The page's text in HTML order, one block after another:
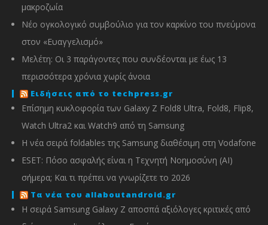
μακροζωία
Νέο ογκολογικό συμβούλιο για τον καρκίνο του πνεύμονα
στον «Ευαγγελισμό»
Μελέτη: Οι 3 παράγοντες που συνδέονται με έως 13
περισσότερα χρόνια χωρίς άνοια
Ειδήσεις από το techpress.gr
Επίσημη κυκλοφορία των Galaxy Z Fold8 Ultra, Fold8, Flip8,
Watch Ultra2 και Watch9 από τη Samsung
Η νέα σειρά foldables της Samsung διαθέσιμη στη Vodafone
ESET: Πόσο ασφαλής είναι η Τεχνητή Νοημοσύνη (AI)
σήμερα; Και τι πρέπει να γνωρίζετε το 2026
Τα νέα του allaboutandroid.gr
Η σειρά Samsung Galaxy Z αποσπά αξιόλογες κριτικές από